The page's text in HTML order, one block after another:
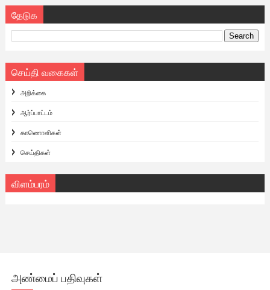
தேடுக
செய்தி வகைகள்
அறிக்கை
ஆர்ப்பாட்டம்
காணொளிகள்
செய்திகள்
விளம்பரம்
அண்மைப் பதிவுகள்